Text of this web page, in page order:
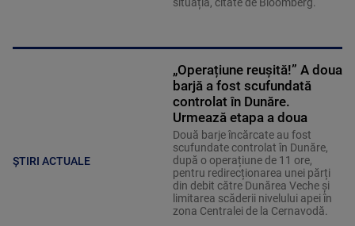
ȘTIRI ACTUALE
„Operațiune reușită!” A doua
barjă a fost scufundată
controlat în Dunăre.
Urmează etapa a doua
Două barje încărcate au fost
scufundate controlat în Dunăre,
după o operațiune de 11 ore,
pentru redirecționarea unei părți
din debit către Dunărea Veche și
limitarea scăderii nivelului apei în
zona Centralei de la Cernavodă.